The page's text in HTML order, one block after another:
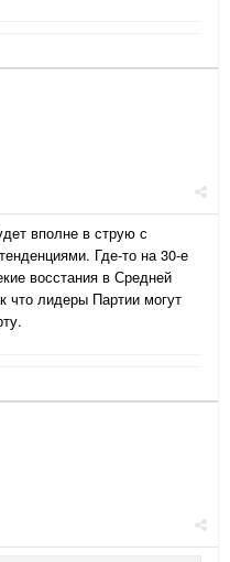
вполне в струю с
Где-то на 30-е
восстания в Средней
что лидеры Партии могут